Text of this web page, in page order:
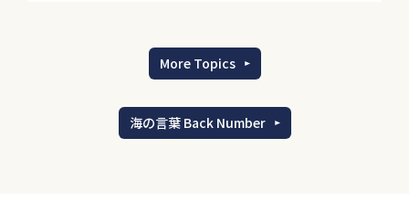
More Topics
海の言葉 Back Number